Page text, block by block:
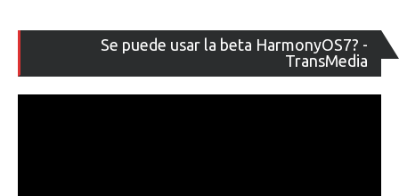
Se puede usar la beta HarmonyOS7? -
TransMedia
de